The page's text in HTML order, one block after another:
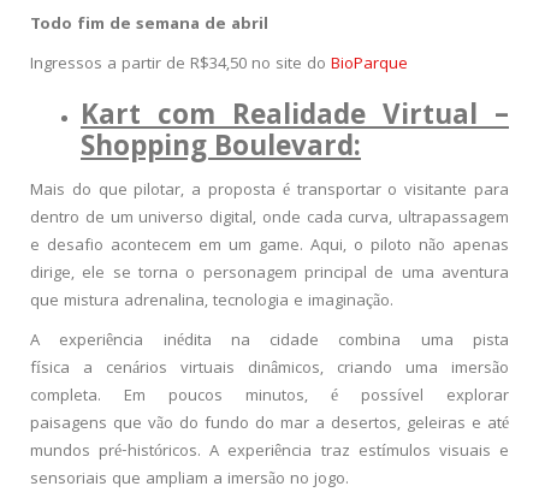
Todo fim de semana de abril
Ingressos a partir de R$34,50 no site do BioParque
Kart com Realidade Virtual –
Shopping Boulevard:
Mais do que pilotar, a proposta é transportar o visitante para
dentro de um universo digital, onde cada curva, ultrapassagem
e desafio acontecem em um game. Aqui, o piloto não apenas
dirige, ele se torna o personagem principal de uma aventura
que mistura adrenalina, tecnologia e imaginação.
A experiência inédita na cidade combina uma pista
física a cenários virtuais dinâmicos, criando uma imersão
completa. Em poucos minutos, é possível explorar
paisagens que vão do fundo do mar a desertos, geleiras e até
mundos pré-históricos. A experiência traz estímulos visuais e
sensoriais que ampliam a imersão no jogo.